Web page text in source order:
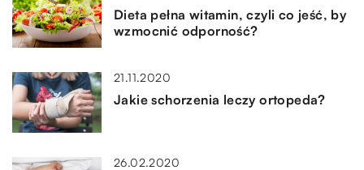
Dieta pełna witamin, czyli co jeść, by
wzmocnić odporność?
21.11.2020
Jakie schorzenia leczy ortopeda?
26.02.2020